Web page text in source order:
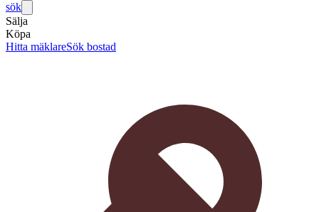
sök
Sälja
Köpa
Hitta mäklareSök bostad